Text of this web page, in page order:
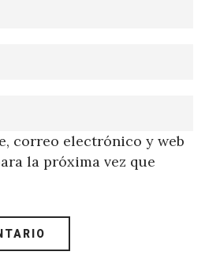
correo electrónico y web
la próxima vez que